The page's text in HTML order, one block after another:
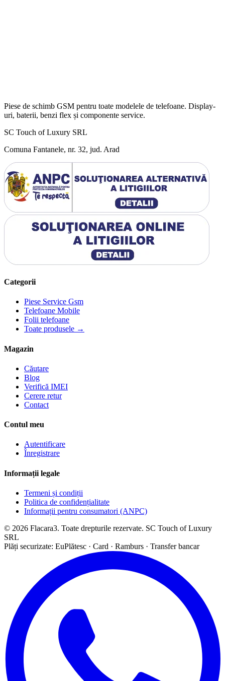
Piese de schimb GSM pentru toate modelele de telefoane. Display-
uri, baterii, benzi flex și componente service.
SC Touch of Luxury SRL
Comuna Fantanele, nr. 32, jud. Arad
Categorii
Piese Service Gsm
Telefoane Mobile
Folii telefoane
Toate produsele →
Magazin
Căutare
Blog
Verifică IMEI
Cerere retur
Contact
Contul meu
Autentificare
Înregistrare
Informații legale
Termeni și condiții
Politica de confidențialitate
Informații pentru consumatori (ANPC)
© 2026 Flacara3. Toate drepturile rezervate. SC Touch of Luxury
SRL
Plăți securizate: EuPlătesc · Card · Ramburs · Transfer bancar